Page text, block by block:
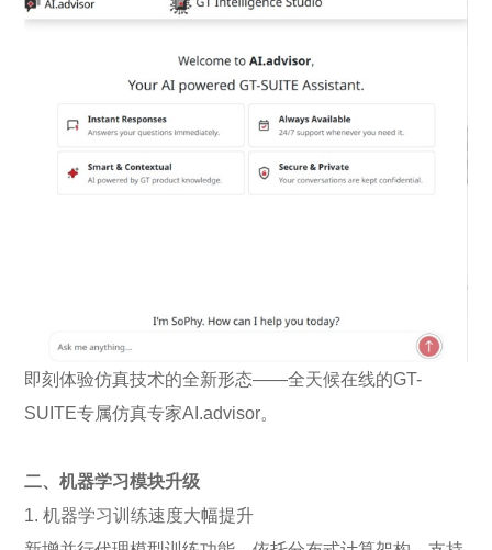
即刻体验仿真技术的全新形态——全天候在线的GT-
SUITE专属仿真专家AI.advisor。
二、机器学习模块升级
1. 机器学习训练速度大幅提升